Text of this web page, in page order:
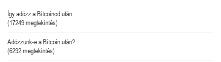
Így adózz a Bitcoinod után.
(17249 megtekintés)
Adózzunk-e a Bitcoin után?
(6292 megtekintés)